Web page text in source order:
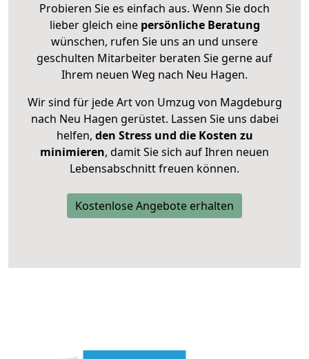
Probieren Sie es einfach aus. Wenn Sie doch
lieber gleich eine persönliche Beratung
wünschen, rufen Sie uns an und unsere
geschulten Mitarbeiter beraten Sie gerne auf
Ihrem neuen Weg nach Neu Hagen.
Wir sind für jede Art von Umzug von Magdeburg
nach Neu Hagen gerüstet. Lassen Sie uns dabei
helfen, den Stress und die Kosten zu
minimieren, damit Sie sich auf Ihren neuen
Lebensabschnitt freuen können.
Kostenlose Angebote erhalten